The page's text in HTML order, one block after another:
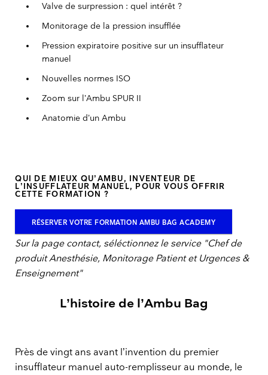
Valve de surpression : quel intérêt ?
Monitorage de la pression insufflée
Pression expiratoire positive sur un insufflateur
manuel
Nouvelles normes ISO
Zoom sur l’Ambu SPUR II
Anatomie d’un Ambu
QUI DE MIEUX QU’AMBU, INVENTEUR DE
L’INSUFFLATEUR MANUEL, POUR VOUS OFFRIR
CETTE FORMATION ?
RÉSERVER VOTRE FORMATION AMBU BAG ACADEMY
Sur la page contact, séléctionnez le service "Chef de
produit Anesthésie, Monitorage Patient et Urgences &
Enseignement"
L’histoire de l’Ambu Bag
Près de vingt ans avant l’invention du premier
insufflateur manuel auto-remplisseur au monde, le